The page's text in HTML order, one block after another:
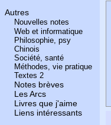
Autres
Nouvelles notes
Web et informatique
Philosophie, psy
Chinois
Société, santé
Méthodes, vie pratique
Textes 2
Notes brèves
Les Arcs
Livres que j'aime
Liens intéressants